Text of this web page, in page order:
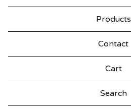
Products
Contact
Cart